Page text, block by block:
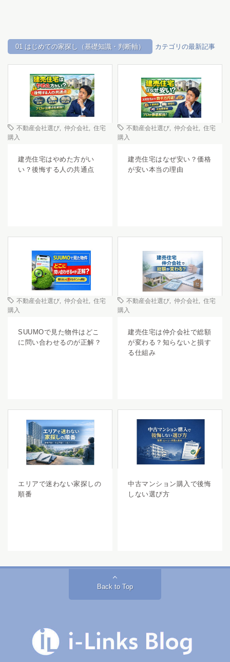
01 はじめての家探し（基礎知識・判断軸） カテゴリの最新記事
不動産会社選び 仲介会社
住宅
購入
建売住宅はやめた方がい
い？後悔する人の共通点
不動産会社選び 仲介会社
住宅
購入
建売住宅はなぜ安い？価格
が安い本当の理由
不動産会社選び 仲介会社
住宅
購入
SUUMOで見た物件はどこ
に問い合わせるのが正解？
不動産会社選び 仲介会社
住宅
購入
建売住宅は仲介会社で総額
が変わる？知らないと損す
る仕組み
エリアで迷わない家探しの
順番
中古マンション購入で後悔
しない選び方
Back to Top